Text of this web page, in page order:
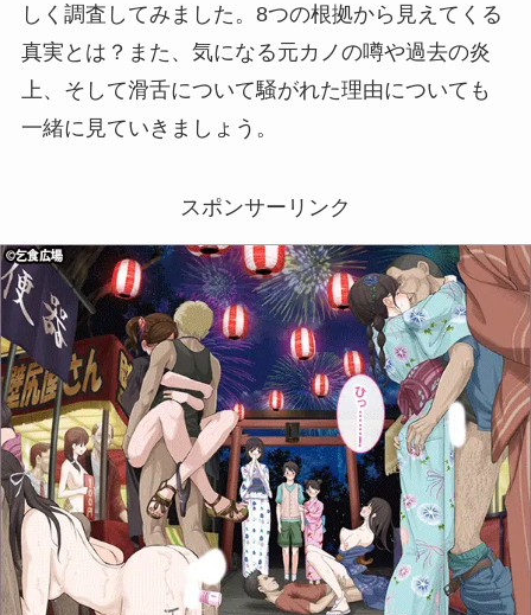
しく調査してみました。8つの根拠から見えてくる
真実とは？また、気になる元カノの噂や過去の炎
上、そして滑舌について騒がれた理由についても
一緒に見ていきましょう。
スポンサーリンク